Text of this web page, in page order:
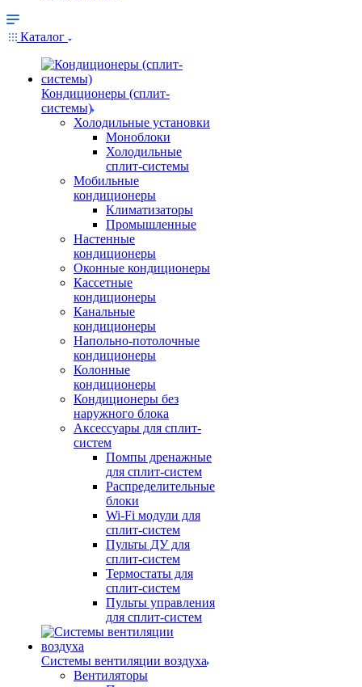
Каталог
Кондиционеры (сплит-
системы)
Холодильные установки
Моноблоки
Холодильные
сплит-системы
Мобильные
кондиционеры
Климатизаторы
Промышленные
Настенные
кондиционеры
Оконные кондиционеры
Кассетные
кондиционеры
Канальные
кондиционеры
Напольно-потолочные
кондиционеры
Колонные
кондиционеры
Кондиционеры без
наружного блока
Аксессуары для сплит-
систем
Помпы дренажные
для сплит-систем
Распределительные
блоки
Wi-Fi модули для
сплит-систем
Пульты ДУ для
сплит-систем
Термостаты для
сплит-систем
Пульты управления
для сплит-систем
Системы вентиляции воздуха
Вентиляторы